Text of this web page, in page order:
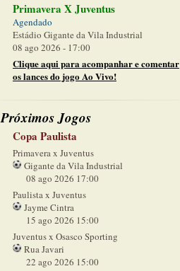
Primavera X Juventus
Agendado
Estádio Gigante da Vila Industrial
08 ago 2026 - 17:00
Clique aqui para acompanhar e comentar
os lances do jogo Ao Vivo!
Próximos Jogos
Copa Paulista
Primavera x Juventus
Gigante da Vila Industrial
08 ago 2026 17:00
Paulista x Juventus
Jayme Cintra
15 ago 2026 15:00
Juventus x Osasco Sporting
Rua Javari
22 ago 2026 15:00